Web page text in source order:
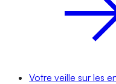
Votre veille sur les